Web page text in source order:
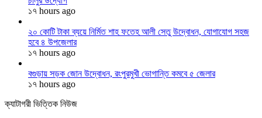
১৭ hours ago
২০ কোটি টাকা ব্যয়ে নির্মিত শাহ ফতেহ আলী সেতু উদ্বোধন, যোগাযোগ সহজ
হবে ৪ উপজেলার
১৭ hours ago
বগুড়ায় সড়ক জোন উদ্বোধন, রংপুরমুখী ভোগান্তি কমবে ৫ জেলার
১৭ hours ago
ক্যাটাগরী ভিত্তিক নিউজ